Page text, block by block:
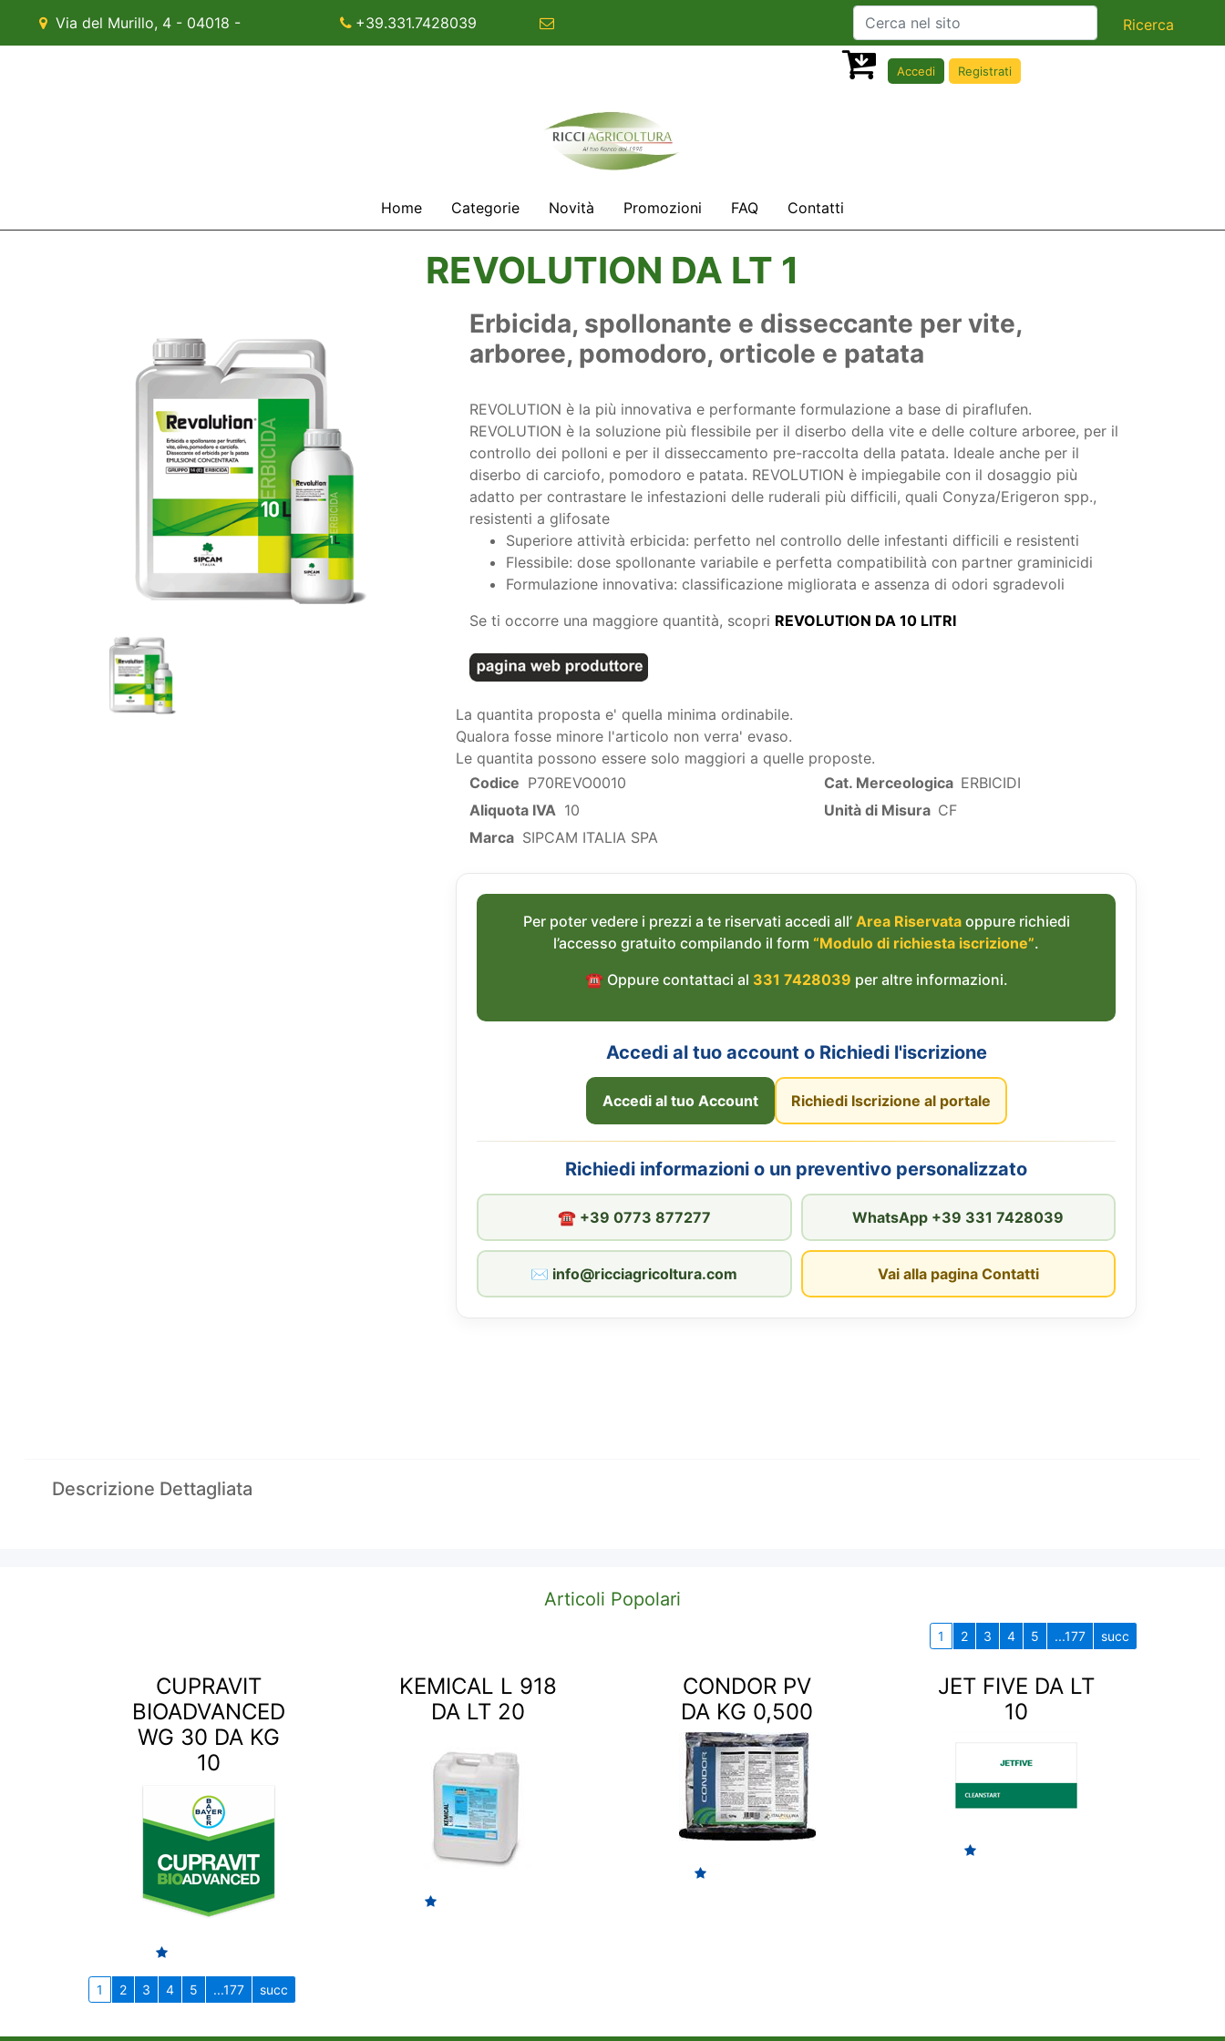
Via del Murillo, 4 - 04018 - +39.331.7428039
Accedi Registrati
Home Categorie Novità Promozioni FAQ Contatti
REVOLUTION DA LT 1
Erbicida, spollonante e disseccante per vite,
arboree, pomodoro, orticole e patata
REVOLUTION è la più innovativa e performante formulazione a base di piraflufen.
REVOLUTION è la soluzione più flessibile per il diserbo della vite e delle colture arboree, per il
controllo dei polloni e per il disseccamento pre-raccolta della patata. Ideale anche per il
diserbo di carciofo, pomodoro e patata. REVOLUTION è impiegabile con il dosaggio più
adatto per contrastare le infestazioni delle ruderali più difficili, quali Conyza/Erigeron spp.,
resistenti a glifosate
Superiore attività erbicida: perfetto nel controllo delle infestanti difficili e resistenti
Flessibile: dose spollonante variabile e perfetta compatibilità con partner graminicidi
Formulazione innovativa: classificazione migliorata e assenza di odori sgradevoli
Se ti occorre una maggiore quantità, scopri REVOLUTION DA 10 LITRI
La quantita proposta e' quella minima ordinabile.
Qualora fosse minore l'articolo non verra' evaso.
Le quantita possono essere solo maggiori a quelle proposte.
Codice P70REVO0010 Cat. Merceologica ERBICIDI
Aliquota IVA 10 Unità di Misura CF
Marca SIPCAM ITALIA SPA
Per poter vedere i prezzi a te riservati accedi all’ Area Riservataoppure richiedi
l’accesso gratuito compilando il form “Modulo di richiesta iscrizione”.
☎︎ Oppure contattaci al 331 7428039 per altre informazioni.
Accedi al tuo account o Richiedi l'iscrizione
Accedi al tuo Account Richiedi Iscrizione al portale
Richiedi informazioni o un preventivo personalizzato
☎︎ +39 0773 877277 WhatsApp +39 331 7428039
✉︎ info@ricciagricoltura.com Vai alla pagina Contatti
Descrizione Dettagliata
Articoli Popolari
1 2 3 4 5 ...177 succ
CUPRAVIT
BIOADVANCED
WG 30 DA KG
10
KEMICAL L 918
DA LT 20
CONDOR PV
DA KG 0,500
JET FIVE DA LT
10
1 2 3 4 5 ...177 succ